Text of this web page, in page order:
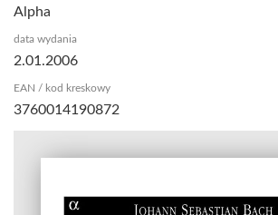
Alpha
data wydania
2.01.2006
EAN / kod kreskowy
3760014190872